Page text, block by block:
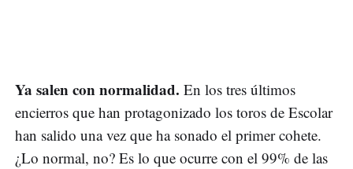
Ya salen con normalidad. En los tres últimos
encierros que han protagonizado los toros de Escolar
han salido una vez que ha sonado el primer cohete.
¿Lo normal, no? Es lo que ocurre con el 99% de las